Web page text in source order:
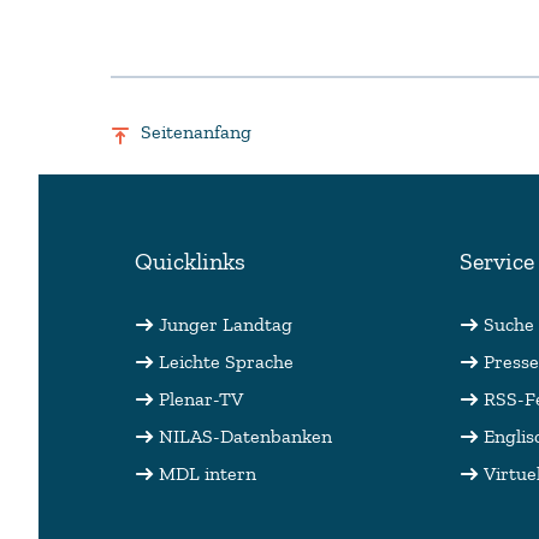
Seitenanfang
Quicklinks
Junger Landtag
Leichte Sprache
Plenar-TV
NILAS-Datenbanken
MDL intern
Service
Suche
Presse
RSS-